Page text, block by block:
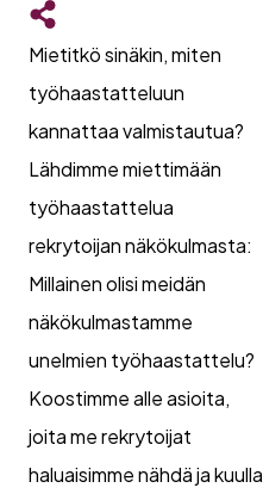
Mietitkö sinäkin, miten
työhaastatteluun
kannattaa valmistautua?
Lähdimme miettimään
työhaastattelua
rekrytoijan näkökulmasta:
Millainen olisi meidän
näkökulmastamme
unelmien työhaastattelu?
Koostimme alle asioita,
joita me rekrytoijat
haluaisimme nähdä ja kuulla